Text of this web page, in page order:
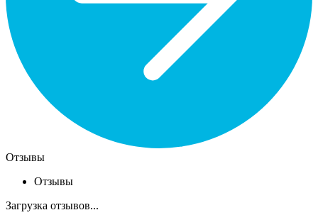
Отзывы
Отзывы
Загрузка отзывов...